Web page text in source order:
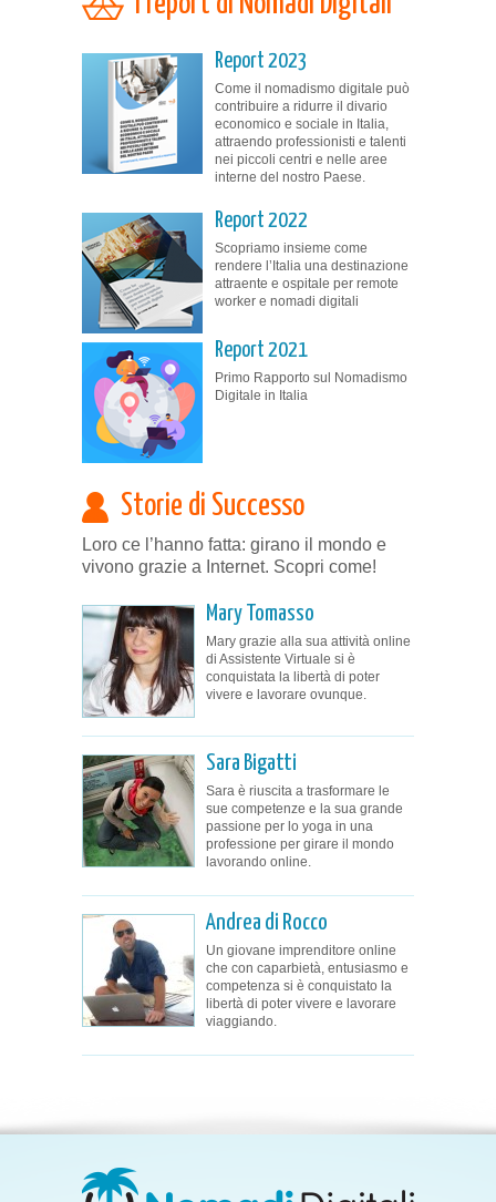
Report 2023
Come il nomadismo digitale può
contribuire a ridurre il divario
economico e sociale in Italia,
attraendo professionisti e talenti
nei piccoli centri e nelle aree
interne del nostro Paese.
Report 2022
Scopriamo insieme come
rendere l’Italia una destinazione
attraente e ospitale per remote
worker e nomadi digitali
Report 2021
Primo Rapporto sul Nomadismo
Digitale in Italia
Storie di Successo
Loro ce l’hanno fatta: girano il mondo e
vivono grazie a Internet. Scopri come!
Mary Tomasso
Mary grazie alla sua attività online
di Assistente Virtuale si è
conquistata la libertà di poter
vivere e lavorare ovunque.
Sara Bigatti
Sara è riuscita a trasformare le
sue competenze e la sua grande
passione per lo yoga in una
professione per girare il mondo
lavorando online.
Andrea di Rocco
Un giovane imprenditore online
che con caparbietà, entusiasmo e
competenza si è conquistato la
libertà di poter vivere e lavorare
viaggiando.